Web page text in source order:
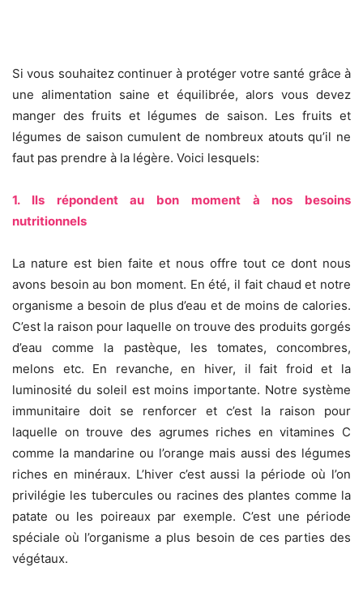
Si vous souhaitez continuer à protéger votre santé grâce à
une alimentation saine et équilibrée, alors vous devez
manger des fruits et légumes de saison. Les fruits et
légumes de saison cumulent de nombreux atouts qu’il ne
faut pas prendre à la légère. Voici lesquels:
1. Ils répondent au bon moment à nos besoins
nutritionnels
La nature est bien faite et nous offre tout ce dont nous
avons besoin au bon moment. En été, il fait chaud et notre
organisme a besoin de plus d’eau et de moins de calories.
C’est la raison pour laquelle on trouve des produits gorgés
d’eau comme la pastèque, les tomates, concombres,
melons etc. En revanche, en hiver, il fait froid et la
luminosité du soleil est moins importante. Notre système
immunitaire doit se renforcer et c’est la raison pour
laquelle on trouve des agrumes riches en vitamines C
comme la mandarine ou l’orange mais aussi des légumes
riches en minéraux. L’hiver c’est aussi la période où l’on
privilégie les tubercules ou racines des plantes comme la
patate ou les poireaux par exemple. C’est une période
spéciale où l’organisme a plus besoin de ces parties des
végétaux.